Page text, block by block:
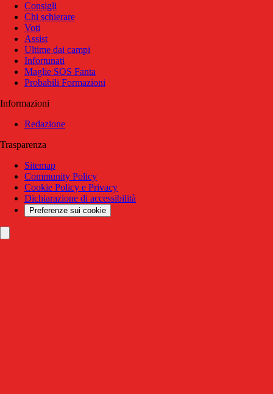
Consigli
Chi schierare
Voti
Assist
Ultime dai campi
Infortunati
Maglie SOS Fanta
Probabili Formazioni
Informazioni
Redazione
Trasparenza
Sitemap
Community Policy
Cookie Policy e Privacy
Dichiarazione di accessibilità
Preferenze sui cookie